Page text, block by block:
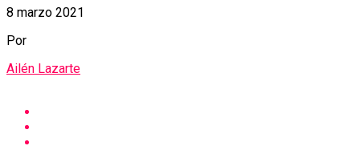
8 marzo 2021
Por
Ailén Lazarte